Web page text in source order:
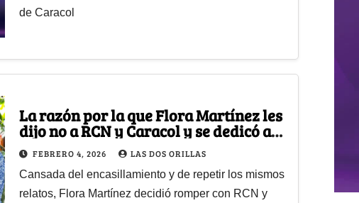
de Caracol
La razón por la que Flora Martínez les
dijo no a RCN y Caracol y se dedicó a
hacer sus propias producciones
FEBRERO 4, 2026 LAS DOS ORILLAS
Cansada del encasillamiento y de repetir los mismos
relatos, Flora Martínez decidió romper con RCN y